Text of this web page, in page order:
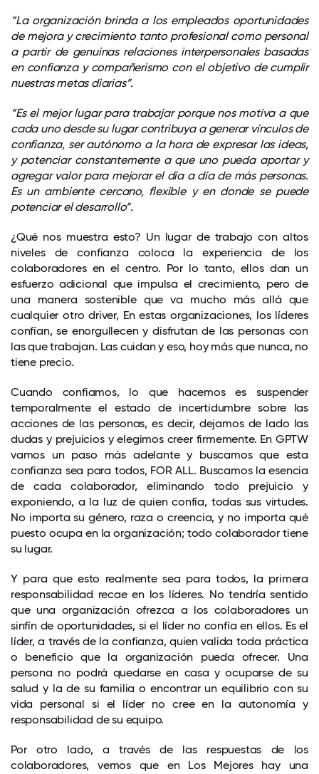
“La organización brinda a los empleados oportunidades
de mejora y crecimiento tanto profesional como personal
a partir de genuinas relaciones interpersonales basadas
en confianza y compañerismo con el objetivo de cumplir
nuestras metas diarias”.
“Es el mejor lugar para trabajar porque nos motiva a que
cada uno desde su lugar contribuya a generar vínculos de
confianza, ser autónomo a la hora de expresar las ideas,
y potenciar constantemente a que uno pueda aportar y
agregar valor para mejorar el día a día de más personas.
Es un ambiente cercano, flexible y en donde se puede
potenciar el desarrollo”.
¿Qué nos muestra esto? Un lugar de trabajo con altos
niveles de confianza coloca la experiencia de los
colaboradores en el centro. Por lo tanto, ellos dan un
esfuerzo adicional que impulsa el crecimiento, pero de
una manera sostenible que va mucho más allá que
cualquier otro driver, En estas organizaciones, los líderes
confían, se enorgullecen y disfrutan de las personas con
las que trabajan. Las cuidan y eso, hoy más que nunca, no
tiene precio.
Cuando confiamos, lo que hacemos es suspender
temporalmente el estado de incertidumbre sobre las
acciones de las personas, es decir, dejamos de lado las
dudas y prejuicios y elegimos creer firmemente. En GPTW
vamos un paso más adelante y buscamos que esta
confianza sea para todos, FOR ALL. Buscamos la esencia
de cada colaborador, eliminando todo prejuicio y
exponiendo, a la luz de quien confía, todas sus virtudes.
No importa su género, raza o creencia, y no importa qué
puesto ocupa en la organización; todo colaborador tiene
su lugar.
Y para que esto realmente sea para todos, la primera
responsabilidad recae en los líderes. No tendría sentido
que una organización ofrezca a los colaboradores un
sinfín de oportunidades, si el líder no confía en ellos. Es el
líder, a través de la confianza, quien valida toda práctica
o beneficio que la organización pueda ofrecer. Una
persona no podrá quedarse en casa y ocuparse de su
salud y la de su familia o encontrar un equilibrio con su
vida personal si el líder no cree en la autonomía y
responsabilidad de su equipo.
Por otro lado, a través de las respuestas de los
colaboradores, vemos que en Los Mejores hay una